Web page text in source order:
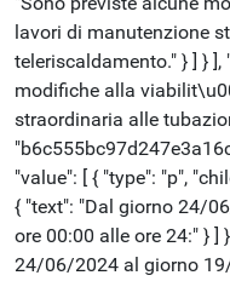
lavori di manutenzione
teleriscaldamento." } ] }
modifiche alla
straordinaria alle
"value": [ { "type": "p",
{ "text": "Dal giorno 24/
ore 00:00 alle ore 24:" } ]
24/06/2024 al giorno